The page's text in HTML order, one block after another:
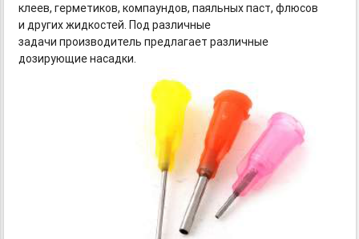
клеев, герметиков, компаундов, паяльных паст, флюсов
и других жидкостей. Под различные
задачи производитель предлагает различные
дозирующие насадки.